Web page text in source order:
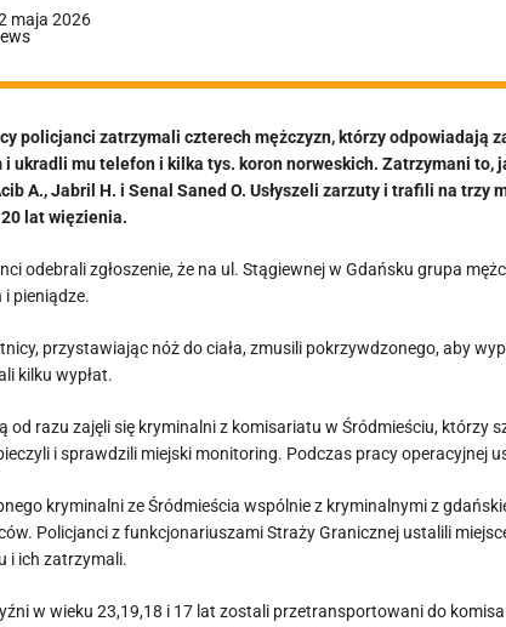
maja 2026
policjanci zatrzymali czterech mężczyzn, którzy odpowiadają
i ukradli mu telefon i kilka tys. koron norweskich. Zatrzymani to,
A., Jabril H. i Senal Saned O. Usłyszeli zarzuty i trafili na trzy
lat więzienia.
odebrali zgłoszenie, że na ul. Stągiewnej w Gdańsku grupa
i pieniądze.
przystawiając nóż do ciała, zmusili pokrzywdzonego, aby
kilku wypłat.
od razu zajęli się kryminalni z komisariatu w Śródmieściu, którzy
i sprawdzili miejski monitoring. Podczas pracy operacyjnej
kryminalni ze Śródmieścia wspólnie z kryminalnymi z
Policjanci z funkcjonariuszami Straży Granicznej ustalili
i ich zatrzymali.
w wieku 23,19,18 i 17 lat zostali przetransportowani do